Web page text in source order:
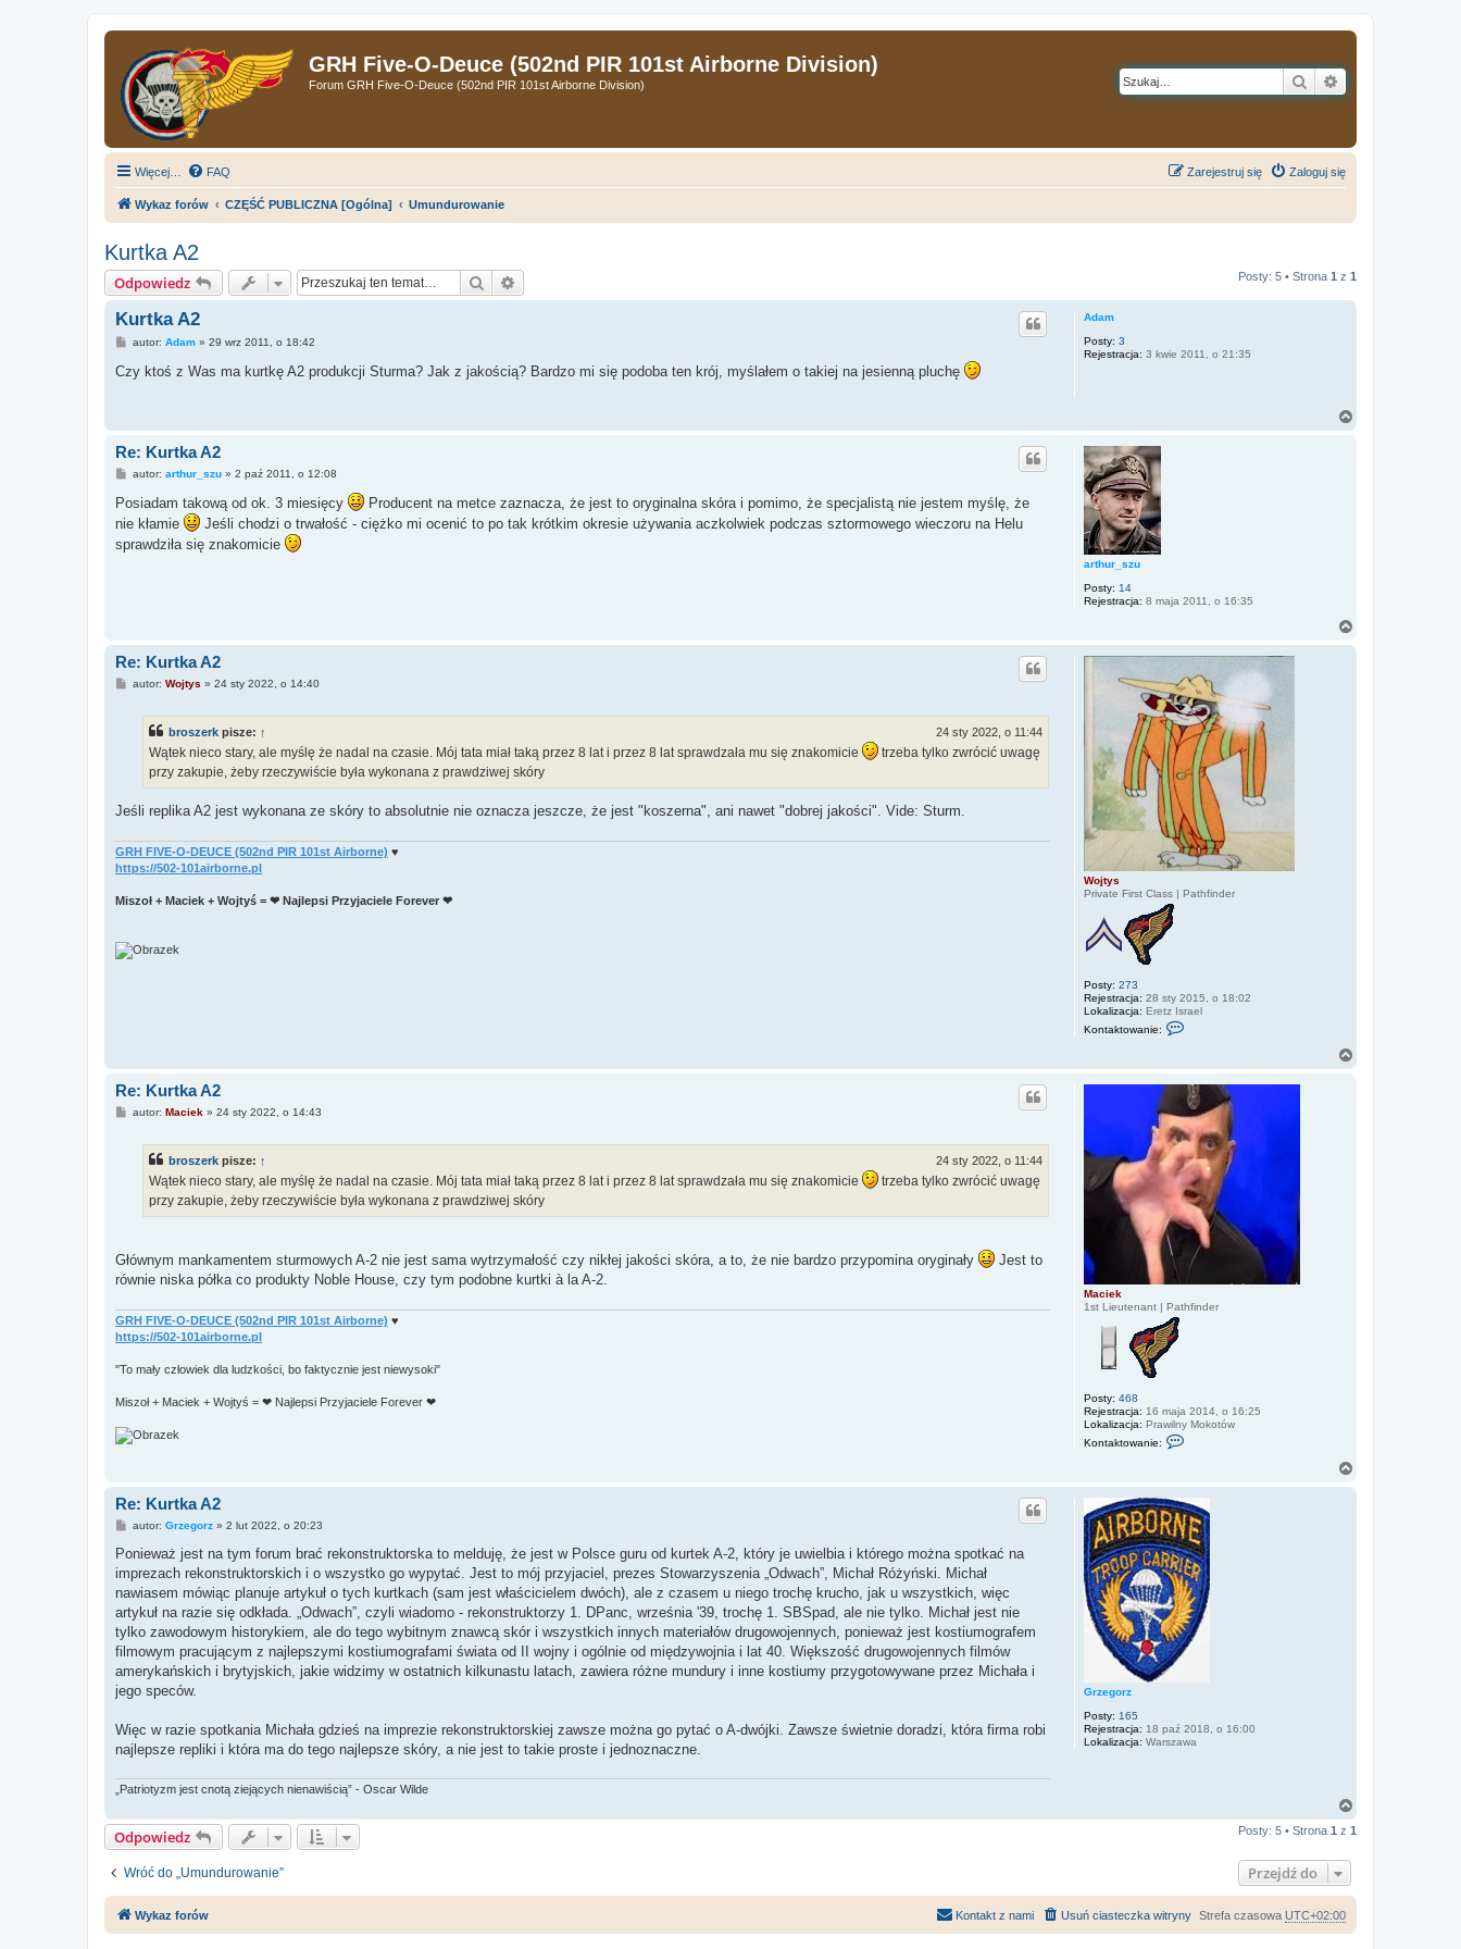
GRH Five-O-Deuce (502nd PIR 101st Airborne Division)
Forum GRH Five-O-Deuce (502nd PIR 101st Airborne Division) Szukaj
Więcej… FAQ Zaloguj się
Zarejestruj się
Wykaz forów CZĘŚĆ PUBLICZNA [Ogólna] Umundurowanie
Kurtka A2
Odpowiedz Szukaj Posty: 5 • Strona 1 z 1
Adam
Posty: 3
Rejestracja: 3 kwie 2011, o 21:35
Kurtka A2
P
s
t
autor: Adam» 29 wrz 2011, o 18:42
Czy ktoś z Was ma kurtkę A2 produkcji Sturma? Jak z jakością? Bardzo mi się podoba ten krój, myślałem o takiej na jesienną pluchę
arthur_szu
Posty: 14
Rejestracja: 8 maja 2011, o 16:35
Re: Kurtka A2
P
s
t
autor: arthur_szu» 2 paź 2011, o 12:08
Posiadam takową od ok. 3 miesięcy
Producent na metce zaznacza, że jest to oryginalna skóra i pomimo, że specjalistą nie jestem myślę, że
nie kłamie
Jeśli chodzi o trwałość - ciężko mi ocenić to po tak krótkim okresie używania aczkolwiek podczas sztormowego wieczoru na Helu
sprawdziła się znakomicie
Wojtys
Private First Class | Pathfinder
Posty: 273
Rejestracja: 28 sty 2015, o 18:02
Lokalizacja: Eretz Israel
Kontaktowanie:
a
k
t
u
j
s
i
ę
z
W
o
j
y
s
Re: Kurtka A2
Pautor: Wojtys » 24 sty 2022, o 14:40
broszerk pisze: ↑ 24 sty 2022, o 11:44
Wątek nieco stary, ale myślę że nadal na czasie. Mój tata miał taką przez 8 lat i przez 8 lat sprawdzała mu się znakomicie
trzeba tylko zwrócić uwagę
przy zakupie, żeby rzeczywiście była wykonana z prawdziwej skóry
Jeśli replika A2 jest wykonana ze skóry to absolutnie nie oznacza jeszcze, że jest "koszerna", ani nawet "dobrej jakości". Vide: Sturm.
GRH FIVE-O-DEUCE (502nd PIR 101st Airborne) ♥
https://502-101airborne.pl
Miszoł + Maciek + Wojtyś = ❤ Najlepsi Przyjaciele Forever ❤
Maciek
1st Lieutenant | Pathfinder
Posty: 468
Rejestracja: 16 maja 2014, o 16:25
Lokalizacja: Prawilny Mokotów
Kontaktowanie:
t
a
k
t
u
j
s
i
ę
z
M
a
c
Re: Kurtka A2
Pautor: Maciek» 24 sty 2022, o 14:43
broszerk pisze: ↑ 24 sty 2022, o 11:44
Wątek nieco stary, ale myślę że nadal na czasie. Mój tata miał taką przez 8 lat i przez 8 lat sprawdzała mu się znakomicie
trzeba tylko zwrócić uwagę
przy zakupie, żeby rzeczywiście była wykonana z prawdziwej skóry
Głównym mankamentem sturmowych A-2 nie jest sama wytrzymałość czy nikłej jakości skóra, a to, że nie bardzo przypomina oryginały
Jest to
równie niska półka co produkty Noble House, czy tym podobne kurtki à la A-2.
GRH FIVE-O-DEUCE (502nd PIR 101st Airborne) ♥
https://502-101airborne.pl
"To mały człowiek dla ludzkości, bo faktycznie jest niewysoki"
Miszoł + Maciek + Wojtyś = ❤ Najlepsi Przyjaciele Forever ❤
Grzegorz
Posty: 165
Rejestracja: 18 paź 2018, o 16:00
Lokalizacja: Warszawa
Re: Kurtka A2
P
s
autor: Grzegorz» 2 lut 2022, o 20:23
Ponieważ jest na tym forum brać rekonstruktorska to melduję, że jest w Polsce guru od kurtek A-2, który je uwielbia i którego można spotkać na
imprezach rekonstruktorskich i o wszystko go wypytać. Jest to mój przyjaciel, prezes Stowarzyszenia „Odwach”, Michał Różyński. Michał
nawiasem mówiąc planuje artykuł o tych kurtkach (sam jest właścicielem dwóch), ale z czasem u niego trochę krucho, jak u wszystkich, więc
artykuł na razie się odkłada. „Odwach”, czyli wiadomo - rekonstruktorzy 1. DPanc, września '39, trochę 1. SBSpad, ale nie tylko. Michał jest nie
tylko zawodowym historykiem, ale do tego wybitnym znawcą skór i wszystkich innych materiałów drugowojennych, ponieważ jest kostiumografem
filmowym pracującym z najlepszymi kostiumografami świata od II wojny i ogólnie od międzywojnia i lat 40. Większość drugowojennych filmów
amerykańskich i brytyjskich, jakie widzimy w ostatnich kilkunastu latach, zawiera różne mundury i inne kostiumy przygotowywane przez Michała i
jego speców.
Więc w razie spotkania Michała gdzieś na imprezie rekonstruktorskiej zawsze można go pytać o A-dwójki. Zawsze świetnie doradzi, która firma robi
najlepsze repliki i która ma do tego najlepsze skóry, a nie jest to takie proste i jednoznaczne.
„Patriotyzm jest cnotą ziejących nienawiścią” - Oscar Wilde
g
Odpowiedz Posty: 5 • Strona 1 z 1
Wróć do „Umundurowanie” Przejdź do
Wykaz forów Strefa czasowa UTC+02:00
Usuń ciasteczka witryny
Kontakt z nami